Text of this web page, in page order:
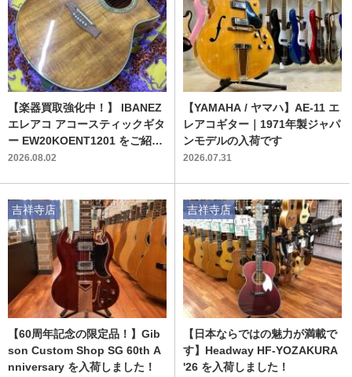
【楽器買取強化中！】 IBANEZ
エレアコ アコースティックギタ
ー EW20KOENT1201 をご紹介
します！！
2026.08.02
【YAMAHA / ヤマハ】AE-11 エ
レアコギター｜1971年製ジャパ
ンモデルの入荷です
2026.07.31
【60周年記念の限定品！】Gib
son Custom Shop SG 60th A
nniversary を入荷しました！
吉祥寺店
【日本ならではの魅力が満載で
す】Headway HF-YOZAKURA
'26 を入荷しました！
吉祥寺店